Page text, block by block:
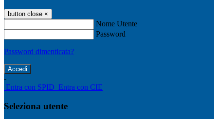
button close ×
Nome Utente
Password
Password dimenticata?
-
Entra con SPID Entra con CIE
Seleziona utente